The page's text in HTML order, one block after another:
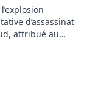
d’assassinat
attribué au
de